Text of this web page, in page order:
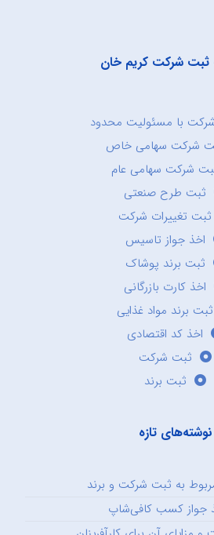
شرکت کریم خان
با مسئولیت محدود
شرکت سهامی خاص
شرکت سهامی عام
ثبت طرح صنعتی
ثبت تغییرات شرکت
اخذ جواز تاسیس
ثبت برند پوشاک
اخذ کارت بازرگانی
ثبت برند مواد غذایی
اخذ کد اقتصادی
ثبت شرکت
ثبت برند
نوشته‌های تازه
به ثبت شرکت و برند
جواز کسب کافی‌شاپ